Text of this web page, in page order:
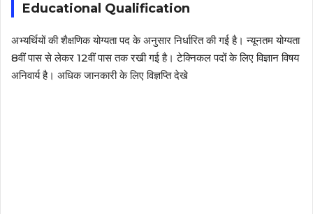
Educational Qualification
अभ्यर्थियों की शैक्षणिक योग्यता पद के अनुसार निर्धारित की गई है। न्यूनतम योग्यता
8वीं पास से लेकर 12वीं पास तक रखी गई है। टेक्निकल पदों के लिए विज्ञान विषय
अनिवार्य है। अधिक जानकारी के लिए विज्ञप्ति देखे